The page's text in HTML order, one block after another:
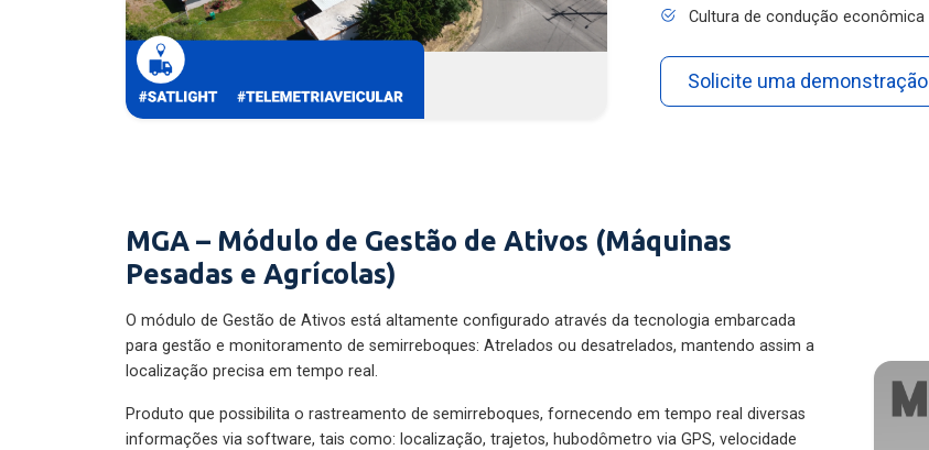
Cultura de condução econômica
Solicite uma demonstração
MGA – Módulo de Gestão de Ativos (Máquinas
Pesadas e Agrícolas)
O módulo de Gestão de Ativos está altamente configurado através da tecnologia embarcada
para gestão e monitoramento de semirreboques: Atrelados ou desatrelados, mantendo assim a
localização precisa em tempo real.
Produto que possibilita o rastreamento de semirreboques, fornecendo em tempo real diversas
informações via software, tais como: localização, trajetos, hubodômetro via GPS, velocidade